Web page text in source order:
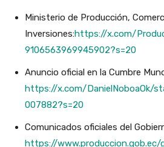
Ministerio de Producción,
Inversiones:https://x.com/
9106563969945902?s=20
Anuncio oficial en la Cumbre
https://x.com/DanielNoboaOk/
007882?s=20
Comunicados oficiales del
https://www.produccion.gob.ec/